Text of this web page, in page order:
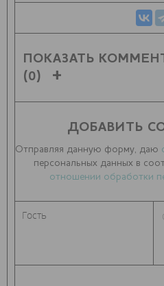
ПОКАЗАТЬ
(0)
ДОБАВИТЬ
Отправляя данную форму, даю
персональных данных в
отношении обработки